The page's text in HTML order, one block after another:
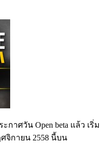
ะกาศวัน Open beta แล้ว เริ่ม
จิกายน 2558 นี้บน